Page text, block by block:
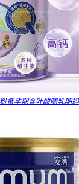
备孕期含叶酸哺乳期